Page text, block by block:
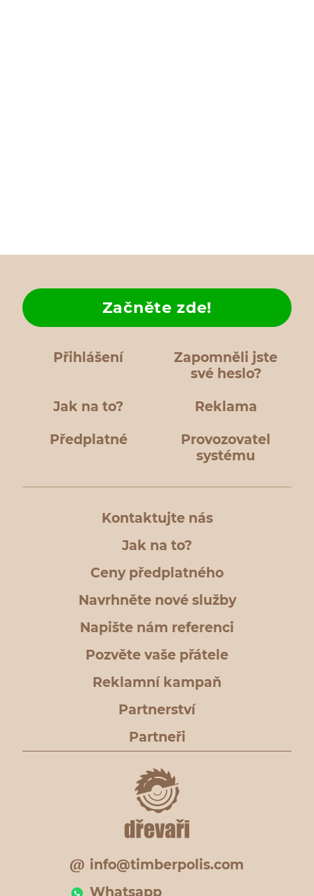
Přihlášení
Zapomněli jste
své heslo?
Jak na to?
Začněte zde!
Reklama
Předplatné
Provozovatel
systému
Kontaktujte nás
Jak na to?
Ceny předplatného
Navrhněte nové služby
Napište nám referenci
Pozvěte vaše přátele
Reklamní kampaň
Partnerství
Partneři
info@timberpolis.com
Whatsapp